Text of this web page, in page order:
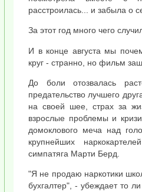
расстроилась... и забыла о
За этот год много чего
И в конце августа мы
круг - странно, но фильм
До боли отозвалась
предательство лучшего
на своей шее, страх за
взрослые проблемы и
домоклового меча над
крупнейших
симпатяга Марти Берд.
"Я не продаю наркотики
бухгалтер", - убеждает то